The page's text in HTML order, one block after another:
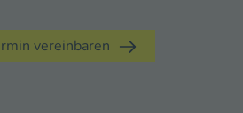
vereinbaren